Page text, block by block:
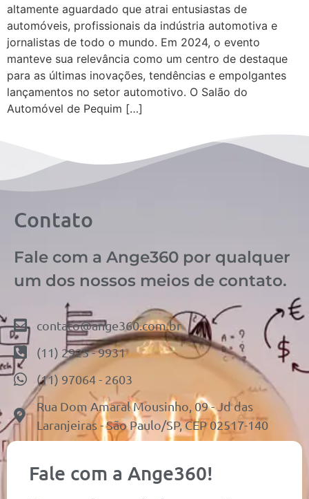
altamente aguardado que atrai entusiastas de
automóveis, profissionais da indústria automotiva e
jornalistas de todo o mundo. Em 2024, o evento
manteve sua relevância como um centro de destaque
para as últimas inovações, tendências e empolgantes
lançamentos no setor automotivo. O Salão do
Automóvel de Pequim […]
Contato
Fale com a Ange360 por qualquer
um dos nossos meios de contato.
contato@ange360.com.br
(11) 2925 - 9931
(11) 97064 - 2603
Rua Dom Amaral Mousinho, 09 - Jd das
Laranjeiras - São Paulo/SP, CEP 02517-140
Fale com a Ange360!